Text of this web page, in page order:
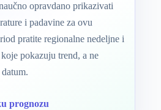
opravdano prikazivati
i padavine za ovu
pratite regionalne nedeljne i
pokazuju trend, a ne
prognozu